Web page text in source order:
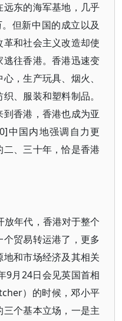
东的海军基地，几乎
但新中国的成立以及
和社会主义改造却使
往香港。香港迅速变
，生产玩具、烟火、
、服装和塑料制品。
香港，香港也成为亚
中国内地强调自力更
、三十年，恰是香港
年代，香港对于整个
贸易转运港了，更多
和市场经济及其相关
9月24日会见英国首相
）的时候，邓小平
个基本立场，一是主